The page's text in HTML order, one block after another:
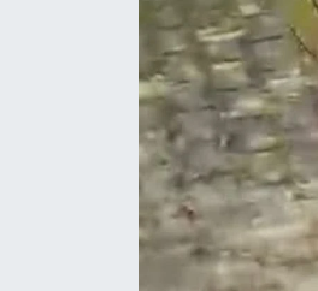
YEREL HABER
Haberde insan
Tanıtım